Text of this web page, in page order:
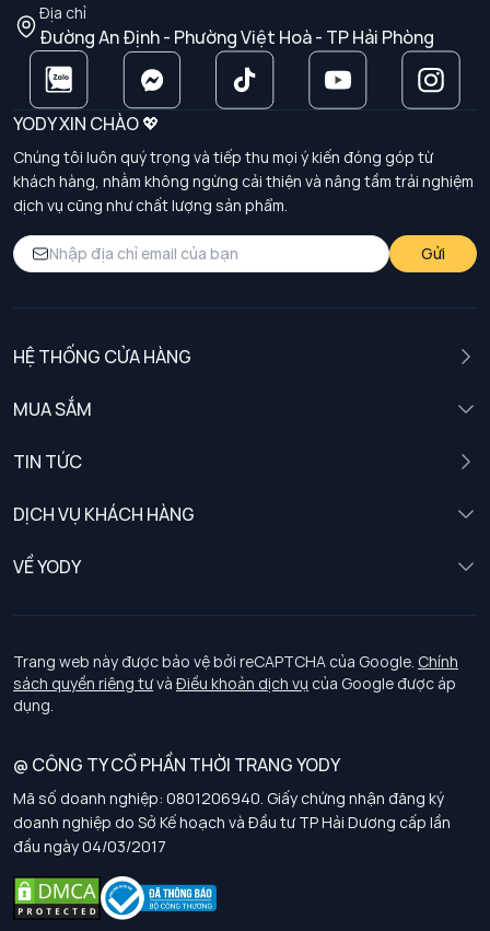
Địa chỉ
Đường An Định - Phường Việt Hoà - TP Hải Phòng
YODY XIN CHÀO 💖
Chúng tôi luôn quý trọng và tiếp thu mọi ý kiến đóng góp từ
khách hàng, nhằm không ngừng cải thiện và nâng tầm trải nghiệm
dịch vụ cũng như chất lượng sản phẩm.
Gửi
HỆ THỐNG CỬA HÀNG
MUA SẮM
TIN TỨC
DỊCH VỤ KHÁCH HÀNG
Chính sách khách hàng thân thiết
Chính sách bảo vệ dữ liệu cá nhân
Chính sách thanh toán, giao nhận
Chính sách chất lượng và an toàn sức khoẻ nghề nghiệp
Chính sách đơn đồng phục
Hướng dẫn chọn kích thước
VỀ YODY
Tuyển dụng
Trang web này được bảo vệ bởi reCAPTCHA của Google. Chính
sách quyền riêng tưvà Điều khoản dịch vụ của Google được áp
dụng.
@ CÔNG TY CỔ PHẦN THỜI TRANG YODY
Mã số doanh nghiệp: 0801206940. Giấy chứng nhận đăng ký
doanh nghiệp do Sở Kế hoạch và Đầu tư TP Hải Dương cấp lần
đầu ngày 04/03/2017